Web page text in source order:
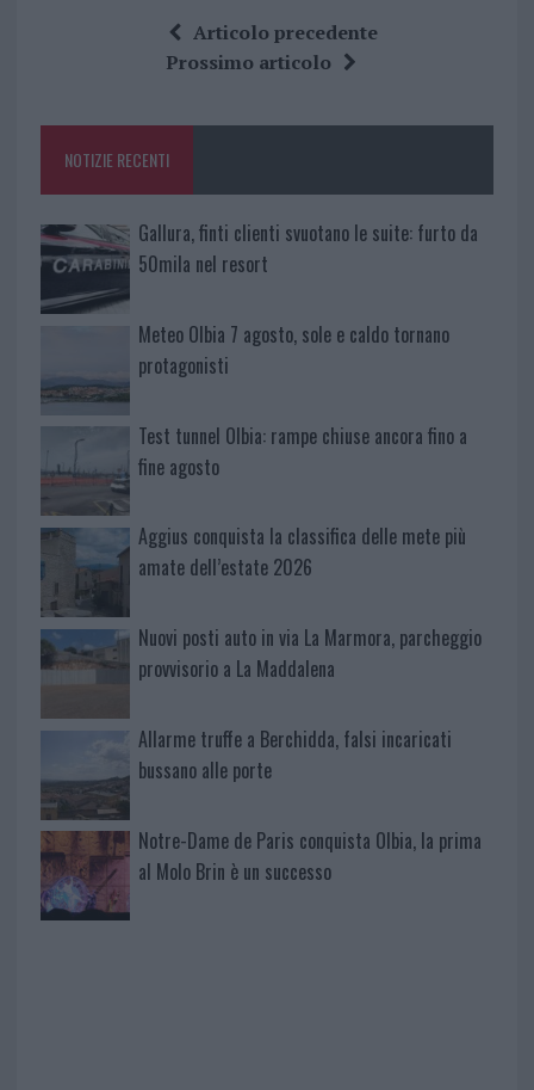
o
k
te
re
at
s
p
a
re
Articolo precedente
Prossimo articolo
NOTIZIE RECENTI
Gallura, finti clienti svuotano le suite: furto da
50mila nel resort
Meteo Olbia 7 agosto, sole e caldo tornano
protagonisti
Test tunnel Olbia: rampe chiuse ancora fino a
fine agosto
Aggius conquista la classifica delle mete più
amate dell’estate 2026
Nuovi posti auto in via La Marmora, parcheggio
provvisorio a La Maddalena
Allarme truffe a Berchidda, falsi incaricati
bussano alle porte
Notre-Dame de Paris conquista Olbia, la prima
al Molo Brin è un successo